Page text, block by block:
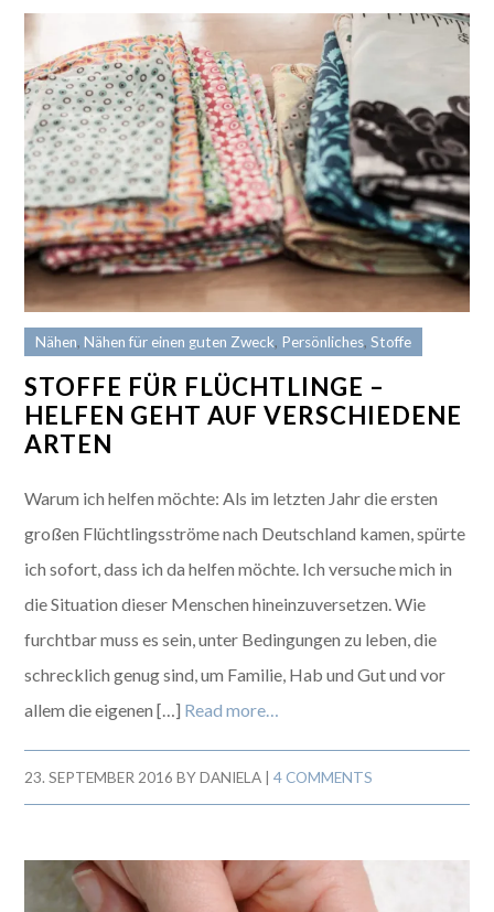
Nähen,Nähen für einen guten Zweck, Persönliches,Stoffe
STOFFE FÜR FLÜCHTLINGE –
HELFEN GEHT AUF VERSCHIEDENE
ARTEN
Warum ich helfen möchte: Als im letzten Jahr die ersten
großen Flüchtlingsströme nach Deutschland kamen, spürte
ich sofort, dass ich da helfen möchte. Ich versuche mich in
die Situation dieser Menschen hineinzuversetzen. Wie
furchtbar muss es sein, unter Bedingungen zu leben, die
schrecklich genug sind, um Familie, Hab und Gut und vor
allem die eigenen […] Read more…
23. SEPTEMBER 2016 BYDANIELA |4 COMMENTS